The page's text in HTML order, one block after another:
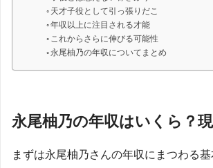
天才子役として引っ張りだこ
年収以上に注目される才能
これからさらに伸びる可能性
永尾柚乃の年収についてまとめ
永尾柚乃の年収はいくら？
まずは永尾柚乃さんの年収にまつわる